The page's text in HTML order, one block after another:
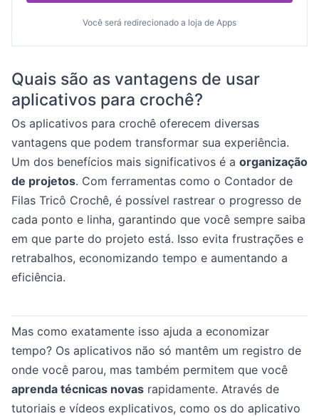
Você será redirecionado a loja de Apps
Quais são as vantagens de usar
aplicativos para crochê?
Os aplicativos para crochê oferecem diversas
vantagens que podem transformar sua experiência.
Um dos benefícios mais significativos é a organização
de projetos. Com ferramentas como o Contador de
Filas Tricô Crochê, é possível rastrear o progresso de
cada ponto e linha, garantindo que você sempre saiba
em que parte do projeto está. Isso evita frustrações e
retrabalhos, economizando tempo e aumentando a
eficiência.
Mas como exatamente isso ajuda a economizar
tempo? Os aplicativos não só mantêm um registro de
onde você parou, mas também permitem que você
aprenda técnicas novas rapidamente. Através de
tutoriais e vídeos explicativos, como os do aplicativo